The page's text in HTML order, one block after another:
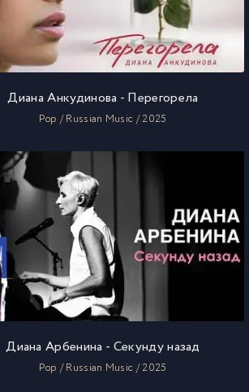
Диана Анкудинова - Перегорела
Pop / Russian Music / 2025
Диана Арбенина - Секунду назад
Pop / Russian Music / 2025